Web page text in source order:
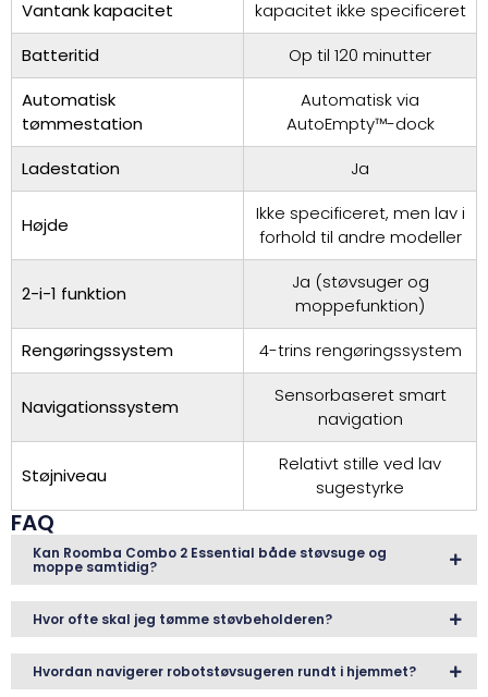
Vantank kapacitet
kapacitet ikke specificeret
Batteritid
Op til 120 minutter
Automatisk
tømmestation
Automatisk via
AutoEmpty™-dock
Ladestation
Ja
Højde
Ikke specificeret, men lav i
forhold til andre modeller
2-i-1 funktion
Ja (støvsuger og
moppefunktion)
Rengøringssystem
4-trins rengøringssystem
Navigationssystem
Sensorbaseret smart
navigation
Støjniveau
Relativt stille ved lav
sugestyrke
FAQ
Kan Roomba Combo 2 Essential både støvsuge og
moppe samtidig?
Hvor ofte skal jeg tømme støvbeholderen?
Hvordan navigerer robotstøvsugeren rundt i hjemmet?